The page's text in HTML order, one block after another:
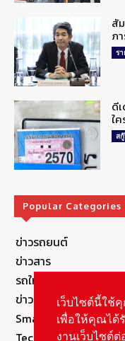
สั
ภ
ร
ดี
ใ
ส
Popular Categories
ข่าวรถยนต์
ข่าวสาร
รถใหม่
ข่าวประชาสัมพันธ์
Smart Life
Technology
เว็บไซต์นี้ใช้
เพื่อให้คุณได้
งานเว็บไซต์